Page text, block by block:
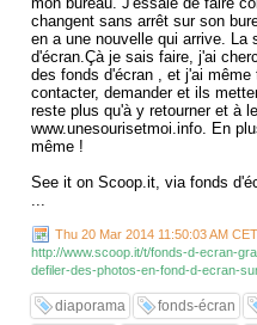
changent sans arrêt sur son
en a une nouvelle qui arrive. La
d'écran.Çà je sais faire, j'ai
des fonds d'écran , et j'ai
contacter, demander et ils
reste plus qu'à y retourner et à
www.unesourisetmoi.info. En
même !
See it on Scoop.it, via fonds
...
Thu 20 Mar 2014 11:50:03 AM
http://www.scoop.it/t/fonds-d-ecran-
defiler-des-photos-en-fond-d-ecran-
diaporama fonds-écran